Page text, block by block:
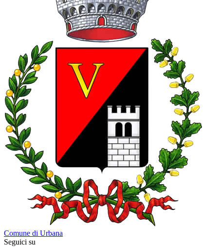
Comune di Urbana
Seguici su